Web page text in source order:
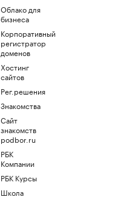
Облако для
бизнеса
Корпоративный
регистратор
доменов
Хостинг
сайтов
Рег.решения
Знакомства
Сайт
знакомств
podbor.ru
РБК
Компании
РБК Курсы
Школа